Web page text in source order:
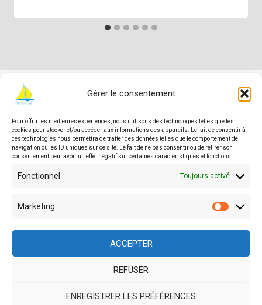
Gérer le consentement
Pour offrir les meilleures expériences, nous utilisons des technologies telles que les
cookies pour stocker et/ou accéder aux informations des appareils. Le fait de consentir à
ces technologies nous permettra de traiter des données telles que le comportement de
navigation ou les ID uniques sur ce site. Le fait de ne pas consentir ou de retirer son
consentement peut avoir un effet négatif sur certaines caractéristiques et fonctions.
Fonctionnel Toujours activé
Marketing
ACCEPTER
REFUSER
ENREGISTRER LES PRÉFÉRENCES
© 2026 Asbl Autonomie | Service
d'accompagnement des personnes en situation de
handicap en Wallonie
Asbl agréée, financée et soutenue par